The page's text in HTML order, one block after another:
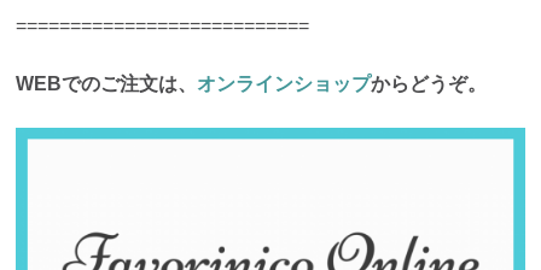
===========================
WEBでのご注文は、 オンラインショップからどうぞ。